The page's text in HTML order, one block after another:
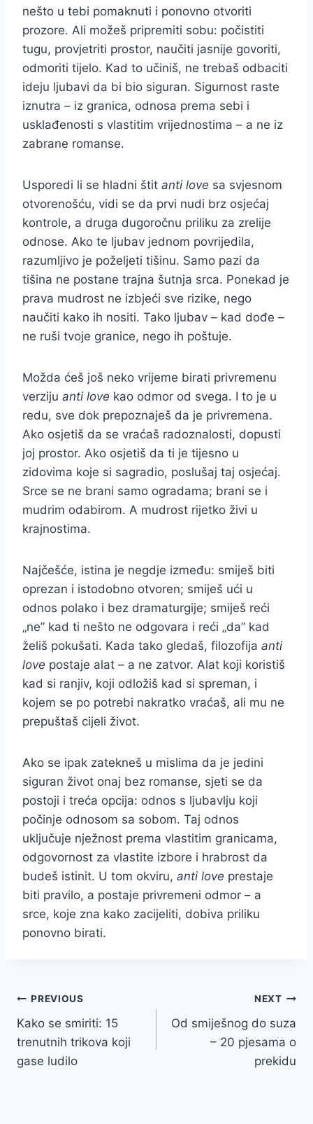
nešto u tebi pomaknuti i ponovno otvoriti
prozore. Ali možeš pripremiti sobu: počistiti
tugu, provjetriti prostor, naučiti jasnije govoriti,
odmoriti tijelo. Kad to učiniš, ne trebaš odbaciti
ideju ljubavi da bi bio siguran. Sigurnost raste
iznutra – iz granica, odnosa prema sebi i
usklađenosti s vlastitim vrijednostima – a ne iz
zabrane romanse.
Usporedi li se hladni štit anti love sa svjesnom
otvorenošću, vidi se da prvi nudi brz osjećaj
kontrole, a druga dugoročnu priliku za zrelije
odnose. Ako te ljubav jednom povrijedila,
razumljivo je poželjeti tišinu. Samo pazi da
tišina ne postane trajna šutnja srca. Ponekad je
prava mudrost ne izbjeći sve rizike, nego
naučiti kako ih nositi. Tako ljubav – kad dođe –
ne ruši tvoje granice, nego ih poštuje.
Možda ćeš još neko vrijeme birati privremenu
verziju anti love kao odmor od svega. I to je u
redu, sve dok prepoznaješ da je privremena.
Ako osjetiš da se vraćaš radoznalosti, dopusti
joj prostor. Ako osjetiš da ti je tijesno u
zidovima koje si sagradio, poslušaj taj osjećaj.
Srce se ne brani samo ogradama; brani se i
mudrim odabirom. A mudrost rijetko živi u
krajnostima.
Najčešće, istina je negdje između: smiješ biti
oprezan i istodobno otvoren; smiješ ući u
odnos polako i bez dramaturgije; smiješ reći
„ne” kad ti nešto ne odgovara i reći „da” kad
želiš pokušati. Kada tako gledaš, filozofija anti
love postaje alat – a ne zatvor. Alat koji koristiš
kad si ranjiv, koji odložiš kad si spreman, i
kojem se po potrebi nakratko vraćaš, ali mu ne
prepuštaš cijeli život.
Ako se ipak zatekneš u mislima da je jedini
siguran život onaj bez romanse, sjeti se da
postoji i treća opcija: odnos s ljubavlju koji
počinje odnosom sa sobom. Taj odnos
uključuje nježnost prema vlastitim granicama,
odgovornost za vlastite izbore i hrabrost da
budeš istinit. U tom okviru, anti love prestaje
biti pravilo, a postaje privremeni odmor – a
srce, koje zna kako zacijeliti, dobiva priliku
ponovno birati.
Post
navigation
PREVIOUS
Kako se smiriti: 15
trenutnih trikova koji
gase ludilo
NEXT
Od smiješnog do suza
– 20 pjesama o
prekidu